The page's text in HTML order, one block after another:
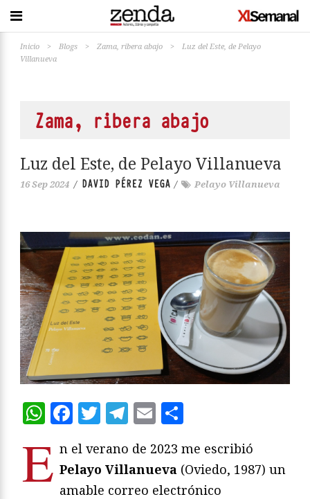
Inicio > Blogs > Zama, ribera abajo >
Luz del Este, de Pelayo
Villanueva
Zama, ribera abajo
Luz del Este, de Pelayo Villanueva
16 Sep 2024 / DAVID PÉREZ VEGA / Pelayo Villanueva
WhatsApp
Facebook
Twitter
Telegram
Email
E n el verano de 2023 me escribió
Pelayo Villanueva (Oviedo, 1987) un
amable correo electrónico